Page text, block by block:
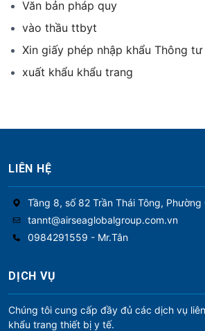
Văn bản pháp quy
vào thầu ttbyt
Xin giấy phép nhập khẩu Thông tư
xuất khẩu khẩu trang
LIÊN HỆ
Tầng 8, số 82 Trần Thái Tông, Phường
tannt@airseaglobalgroup.com.vn
0984291559 - Mr.Tân
DỊCH VỤ
Chúng tôi cung cấp đầy đủ các dịch vụ
khẩu trang thiết bị y tế.